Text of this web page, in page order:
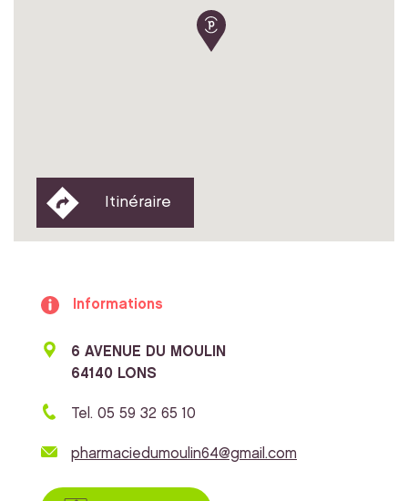
Itinéraire
Informations
6 AVENUE DU MOULIN
64140 LONS
Tel. 05 59 32 65 10
pharmaciedumoulin64@gmail.com